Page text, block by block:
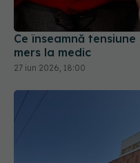
27 iun 2026, 18:00